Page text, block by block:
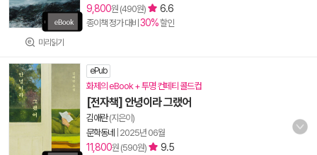
미리읽기
9,800원 (490원) 6.6
종이책 정가 대비 30%할인
ePub
화제의 eBook + 투명 컨페티 콜드컵
[전자책] 안녕이라 그랬어
김애란(지은이)
문학동네
2025년 06월
11,800원 (590원) 9.5